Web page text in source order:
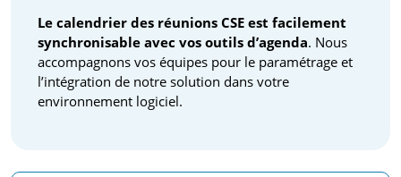
Le calendrier des réunions CSE est facilement
synchronisable avec vos outils d’agenda. Nous
accompagnons vos équipes pour le paramétrage et
l’intégration de notre solution dans votre
environnement logiciel.